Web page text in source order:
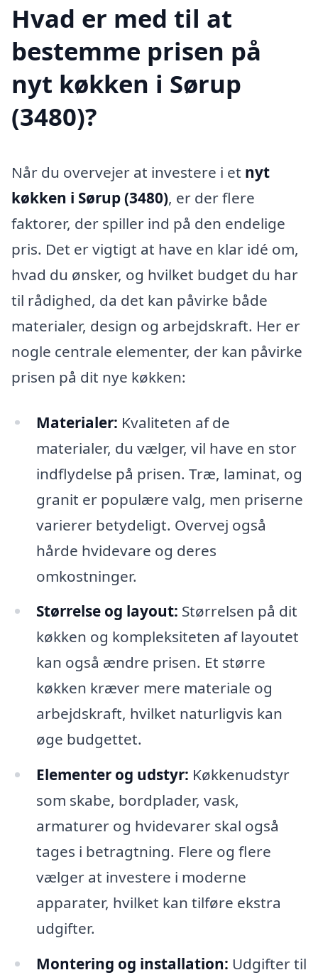
Hvad er med til at
bestemme prisen på
nyt køkken i Sørup
(3480)?
Når du overvejer at investere i et nyt
køkken i Sørup (3480), er der flere
faktorer, der spiller ind på den endelige
pris. Det er vigtigt at have en klar idé om,
hvad du ønsker, og hvilket budget du har
til rådighed, da det kan påvirke både
materialer, design og arbejdskraft. Her er
nogle centrale elementer, der kan påvirke
prisen på dit nye køkken:
Materialer: Kvaliteten af de
materialer, du vælger, vil have en stor
indflydelse på prisen. Træ, laminat, og
granit er populære valg, men priserne
varierer betydeligt. Overvej også
hårde hvidevare og deres
omkostninger.
Størrelse og layout: Størrelsen på dit
køkken og kompleksiteten af layoutet
kan også ændre prisen. Et større
køkken kræver mere materiale og
arbejdskraft, hvilket naturligvis kan
øge budgettet.
Elementer og udstyr: Køkkenudstyr
som skabe, bordplader, vask,
armaturer og hvidevarer skal også
tages i betragtning. Flere og flere
vælger at investere i moderne
apparater, hvilket kan tilføre ekstra
udgifter.
Montering og installation: Udgifter til